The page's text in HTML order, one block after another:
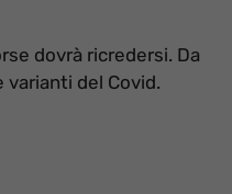
dovrà ricredersi. Da
varianti del Covid.